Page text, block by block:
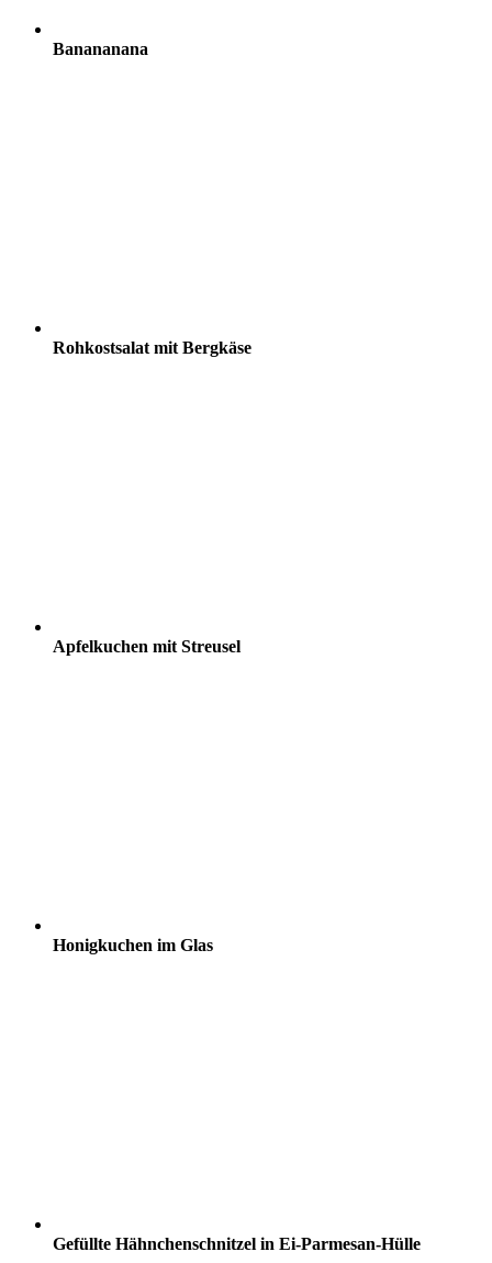
Banananana
Rohkostsalat mit Bergkäse
Apfelkuchen mit Streusel
Honigkuchen im Glas
Gefüllte Hähnchenschnitzel in Ei-Parmesan-Hülle